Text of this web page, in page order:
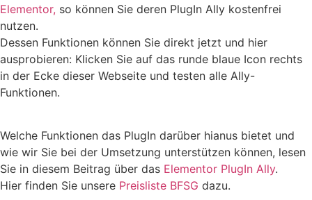
Elementor, so können Sie deren PlugIn Ally kostenfrei
nutzen.
Dessen Funktionen können Sie direkt jetzt und hier
ausprobieren: Klicken Sie auf das runde blaue Icon rechts
in der Ecke dieser Webseite und testen alle Ally-
Funktionen.
Welche Funktionen das PlugIn darüber hianus bietet und
wie wir Sie bei der Umsetzung unterstützen können, lesen
Sie in diesem Beitrag über das Elementor PlugIn Ally.
Hier finden Sie unsere Preisliste BFSG dazu.